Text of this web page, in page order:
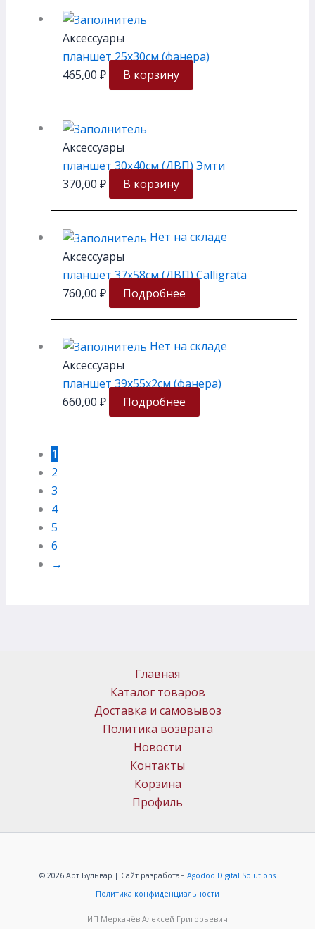
Аксессуары
планшет 25х30см (фанера)
465,00 ₽ В корзину
Аксессуары
планшет 30х40см (ДВП) Эмти
370,00 ₽ В корзину
Нет на складе
Аксессуары
планшет 37х58см (ДВП) Calligrata
760,00 ₽ Подробнее
Нет на складе
Аксессуары
планшет 39х55х2см (фанера)
660,00 ₽ Подробнее
1
2
3
4
5
6
→
Главная
Каталог товаров
Доставка и самовывоз
Политика возврата
Новости
Контакты
Корзина
Профиль
© 2026 Арт Бульвар | Сайт разработан Agodoo Digital Solutions
Политика конфиденциальности
ИП Меркачёв Алексей Григорьевич